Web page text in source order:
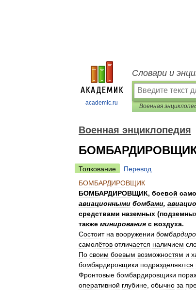
academic.ru
Словари и
Военная
Военная энциклопедия
Толкование
Перевод
БОМБАРДИРОВЩИК
БОМБАРДИРОВЩИК, боевой
авиационными бомбами,
средствами наземных (
также минирования с воздуха.
Состоит на вооружении
самолётов отличается наличием
По своим боевым возможностям и
бомбардировщики подразделяются
Фронтовые бомбардировщики
оперативной глубине обычно за